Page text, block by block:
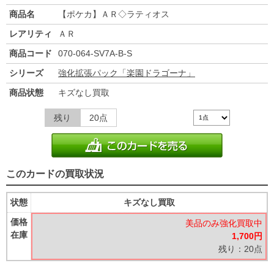
商品名
【ポケカ】ＡＲ◇ラティオス
レアリティ
ＡＲ
商品コード
070-064-SV7A-B-S
シリーズ
強化拡張パック「楽園ドラゴーナ」
商品状態
キズなし買取
残り 20点
このカードの買取状況
状態
価格
在庫
キズなし買取
美品のみ強化買取中
1,700円
残り：20点